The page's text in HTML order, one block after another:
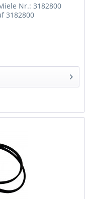
Nr.: 3182800
3182800